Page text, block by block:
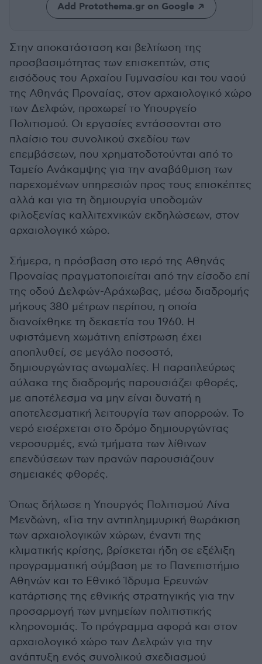
Add Protothema.gr on Google
Στην αποκατάσταση και βελτίωση της
προσβασιμότητας των επισκεπτών, στις
εισόδους του Αρχαίου Γυμνασίου και του ναού
της Αθηνάς Προναίας, στον αρχαιολογικό χώρο
των Δελφών, προχωρεί το Υπουργείο
Πολιτισμού. Οι εργασίες εντάσσονται στο
πλαίσιο του συνολικού σχεδίου των
επεμβάσεων, που χρηματοδοτούνται από το
Ταμείο Ανάκαμψης για την αναβάθμιση των
παρεχομένων υπηρεσιών προς τους επισκέπτες
αλλά και για τη δημιουργία υποδομών
φιλοξενίας καλλιτεχνικών εκδηλώσεων, στον
αρχαιολογικό χώρο.
Σήμερα, η πρόσβαση στο ιερό της Αθηνάς
Προναίας πραγματοποιείται από την είσοδο επί
της οδού Δελφών-Αράχωβας, μέσω διαδρομής
μήκους 380 μέτρων περίπου, η οποία
διανοίχθηκε τη δεκαετία του 1960. Η
υφιστάμενη χωμάτινη επίστρωση έχει
αποπλυθεί, σε μεγάλο ποσοστό,
δημιουργώντας ανωμαλίες. Η παραπλεύρως
αύλακα της διαδρομής παρουσιάζει φθορές,
με αποτέλεσμα να μην είναι δυνατή η
αποτελεσματική λειτουργία των απορροών. Το
νερό εισέρχεται στο δρόμο δημιουργώντας
νεροσυρμές, ενώ τμήματα των λίθινων
επενδύσεων των πρανών παρουσιάζουν
σημειακές φθορές.
Όπως δήλωσε η Υπουργός Πολιτισμού Λίνα
Μενδώνη, «Για την αντιπλημμυρική θωράκιση
των αρχαιολογικών χώρων, έναντι της
κλιματικής κρίσης, βρίσκεται ήδη σε εξέλιξη
προγραμματική σύμβαση με το Πανεπιστήμιο
Αθηνών και το Εθνικό Ίδρυμα Ερευνών
κατάρτισης της εθνικής στρατηγικής για την
προσαρμογή των μνημείων πολιτιστικής
κληρονομιάς. Το πρόγραμμα αφορά και στον
αρχαιολογικό χώρο των Δελφών για την
ανάπτυξη ενός συνολικού σχεδιασμού